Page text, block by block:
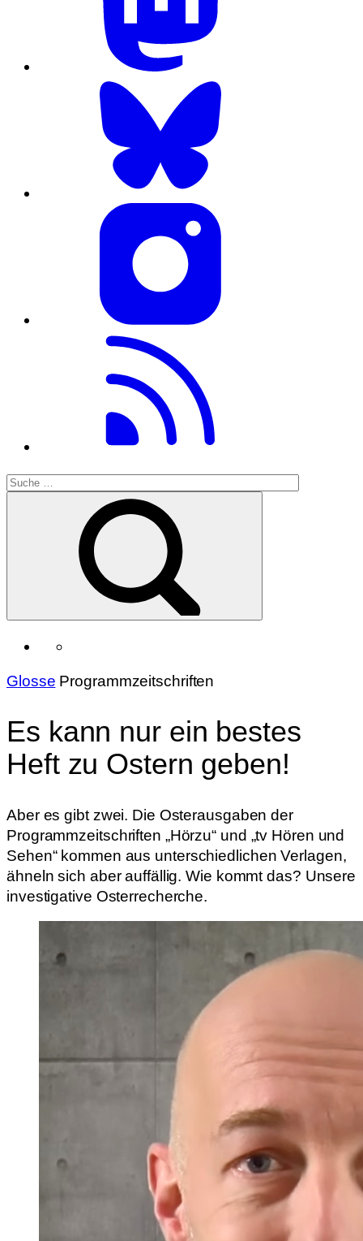
Glosse Programmzeitschriften
Es kann nur ein bestes
Heft zu Ostern geben!
Aber es gibt zwei. Die Osterausgaben der
Programmzeitschriften „Hörzu“ und „tv Hören und
Sehen“ kommen aus unterschiedlichen Verlagen,
ähneln sich aber auffällig. Wie kommt das? Unsere
investigative Osterrecherche.